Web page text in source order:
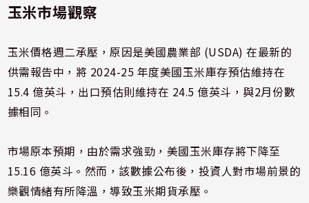
玉米市場觀察
玉米價格週二承壓，原因是美國農業部 (USDA) 在最新的
供需報告中，將 2024-25 年度美國玉米庫存預估維持在
15.4 億英斗，出口預估則維持在 24.5 億英斗，與2月份數
據相同。
市場原本預期，由於需求強勁，美國玉米庫存將下降至
15.16 億英斗。然而，該數據公布後，投資人對市場前景的
樂觀情緒有所降溫，導致玉米期貨承壓。